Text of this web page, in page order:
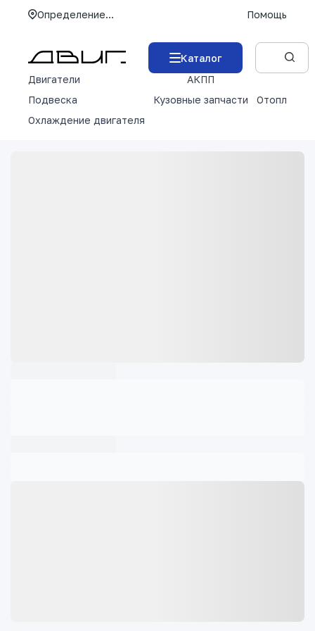
Определение... Помощь
Каталог
Двигатели
АКПП
Подвеска
Кузовные запчасти
Отопление
Охлаждение двигателя